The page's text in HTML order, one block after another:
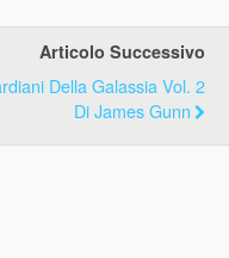
Articolo Successivo
Della Galassia Vol. 2
Di James Gunn